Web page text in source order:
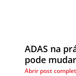
ADAS na
pode
Abrir post